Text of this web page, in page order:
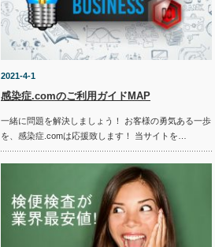
2021-4-1
感染症.comのご利用ガイドMAP
一緒に問題を解決しましょう！ お客様の勇気ある一歩
を、感染症.comは応援致します！ 当サイトを…